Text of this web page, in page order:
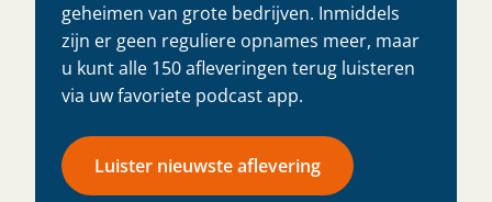
geheimen van grote bedrijven. Inmiddels
zijn er geen reguliere opnames meer, maar
u kunt alle 150 afleveringen terug luisteren
via uw favoriete podcast app.
Luister nieuwste aflevering